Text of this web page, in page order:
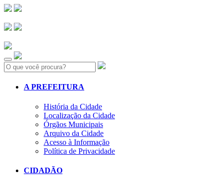
Search:
A PREFEITURA
História da Cidade
Localização da Cidade
Órgãos Municipais
Arquivo da Cidade
Acesso à Informação
Política de Privacidade
CIDADÃO